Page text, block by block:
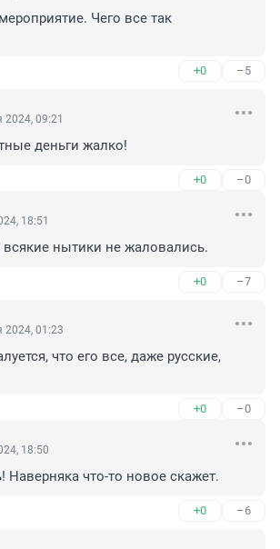
Чего все так
+0 –5
09:21
деньги жалко!
+0 –0
18:51
нытики не жаловались.
+0 –7
2024, 01:23
что его все, даже русские,
+0 –0
18:50
Наверняка что-то новое скажет.
+0 –6